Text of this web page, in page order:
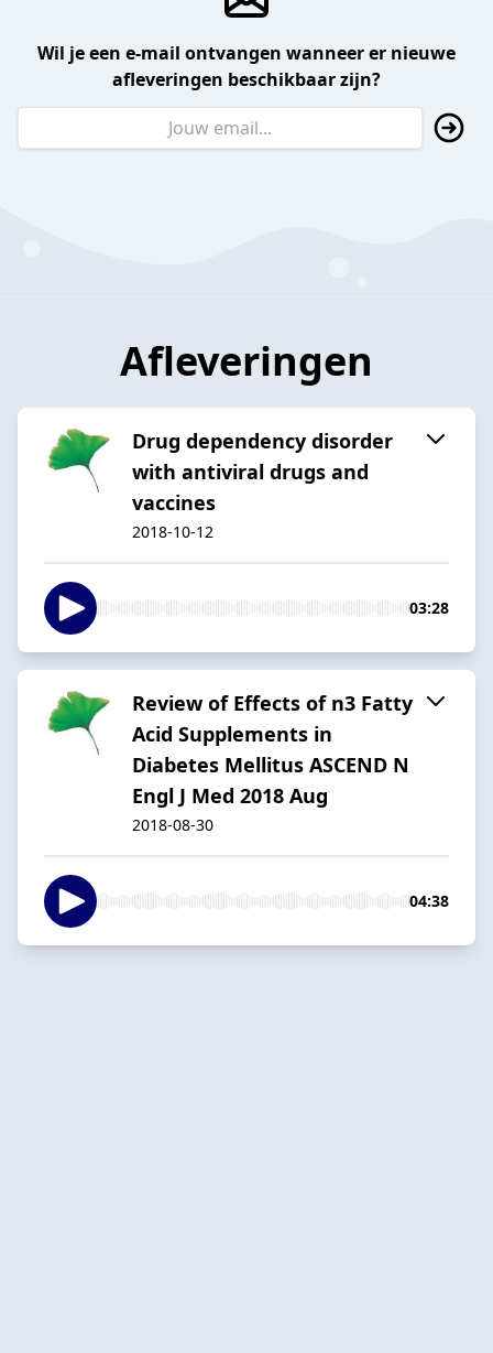
Wil je een e-mail ontvangen wanneer er nieuwe
afleveringen beschikbaar zijn?
Afleveringen
Drug dependency disorder
with antiviral drugs and
vaccines
2018-10-12
03:28
Review of Effects of n3 Fatty
Acid Supplements in
Diabetes Mellitus ASCEND N
Engl J Med 2018 Aug
2018-08-30
04:38